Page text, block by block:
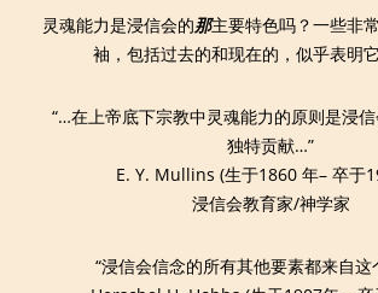
灵魂能力是浸信会的那主要特色吗？一些非
袖，包括过去的和现在的，似乎表明它
“…在上帝底下宗教中灵魂能力的原则是浸
独特贡献…”
E. Y. Mullins (生于1860 年– 卒于
浸信会教育家/神学家
“浸信会信念的所有其他要素都来自这